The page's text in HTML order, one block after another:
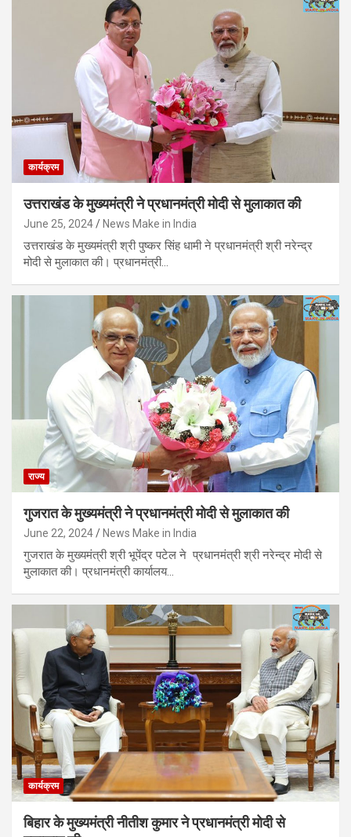
कार्यक्रम
उत्तराखंड के मुख्यमंत्री ने प्रधानमंत्री मोदी से मुलाकात की
June 25, 2024 News Make in India
उत्तराखंड के मुख्यमंत्री श्री पुष्कर सिंह धामी ने प्रधानमंत्री श्री नरेन्द्र
मोदी से मुलाकात की। प्रधानमंत्री…
राज्य
गुजरात के मुख्यमंत्री ने प्रधानमंत्री मोदी से मुलाकात की
June 22, 2024 News Make in India
गुजरात के मुख्यमंत्री श्री भूपेंद्र पटेल ने प्रधानमंत्री श्री नरेन्द्र मोदी से
मुलाकात की। प्रधानमंत्री कार्यालय…
कार्यक्रम
बिहार के मुख्यमंत्री नीतीश कुमार ने प्रधानमंत्री मोदी से